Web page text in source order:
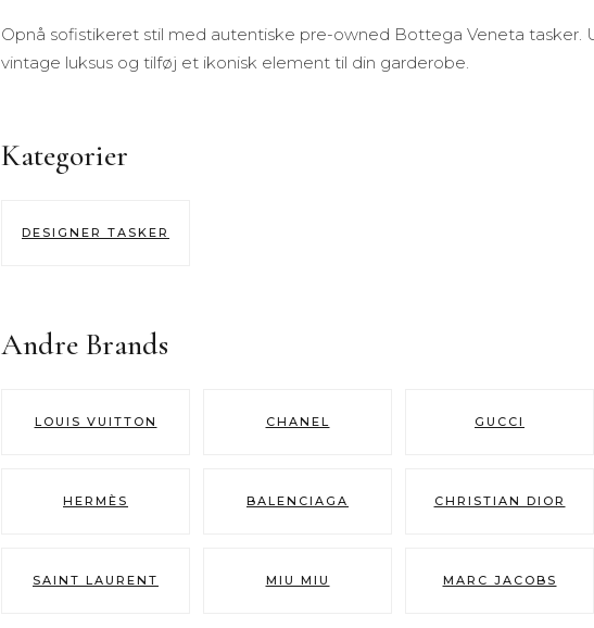
Opnå sofistikeret stil med autentiske pre-owned Bottega Veneta tasker.
vintage luksus og tilføj et ikonisk element til din garderobe.
Kategorier
DESIGNER TASKER
Andre Brands
LOUIS VUITTON CHANEL GUCCI
HERMÈS BALENCIAGA CHRISTIAN DIOR
SAINT LAURENT MIU MIU MARC JACOBS